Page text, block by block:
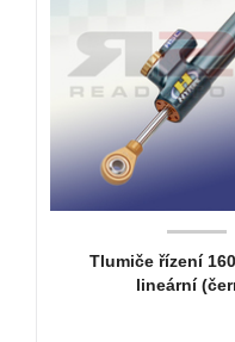
Tlumiče řízení
lineární